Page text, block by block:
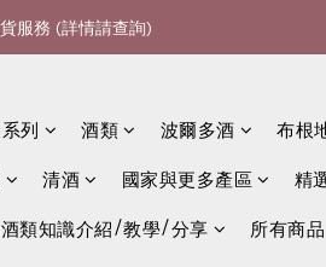
服務 (詳情請查詢)
服務 (詳情請查詢)
服務 (詳情請查詢)
列 酒類 波爾多酒 布根
清酒 國家與更多產區 精
類知識介紹/教學/分享 所有商品